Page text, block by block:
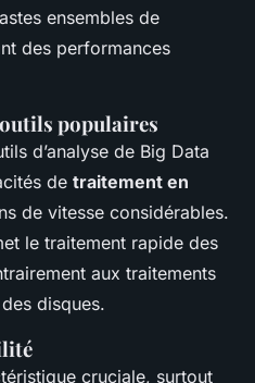
ensembles de
des performances
populaires
d’analyse de Big Data
de traitement en
de vitesse considérables.
le traitement rapide des
aux traitements
disques.
cruciale, surtout